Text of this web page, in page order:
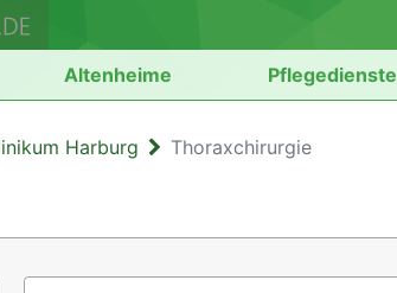
Altenheime Pflegedienste
Harburg Thoraxchirurgie